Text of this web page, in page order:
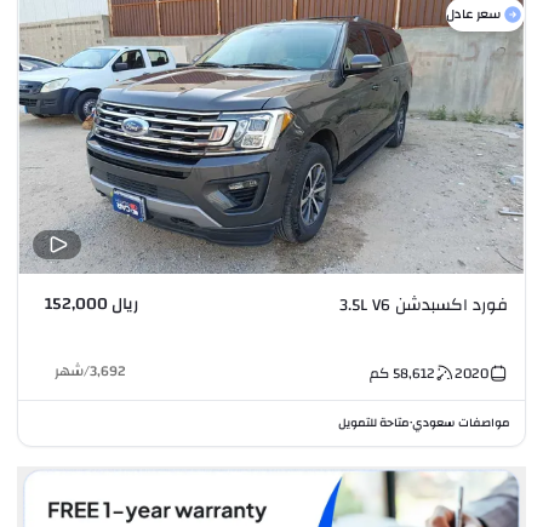
سعر عادل
فورد اكسبدشن 3.5L V6 ريال 152,000
2020
58,612كم 3,692
/شهر
مواصفات سعودي•متاحة للتمويل